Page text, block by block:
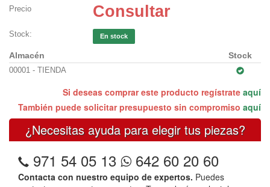
Precio Consultar
Stock: En stock
Almacén Stock
00001 - TIENDA
Si deseas comprar este producto regístrate aquí
También puede solicitar presupuesto sin compromiso aquí
¿Necesitas ayuda para elegir tus piezas?
971 54 05 13 642 60 20 60
Contacta con nuestro equipo de expertos. Puedes